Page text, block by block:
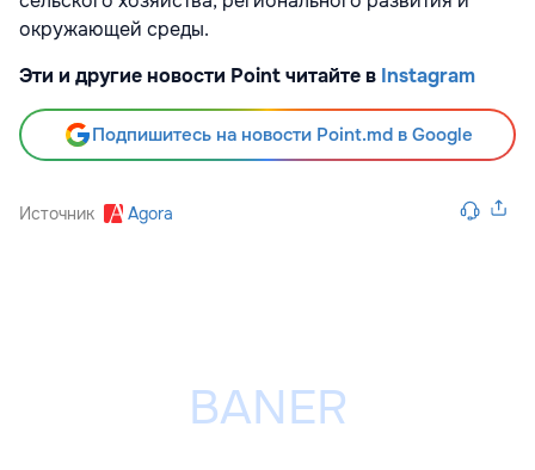
окружающей среды.
Эти и другие новости Point читайте в Instagram
Подпишитесь на новости Point.md в Google
Источник Agora